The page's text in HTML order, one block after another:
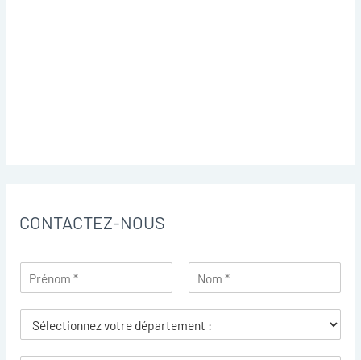
CONTACTEZ-NOUS